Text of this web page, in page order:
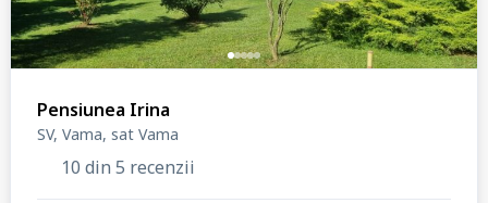
Pensiunea Irina
SV, Vama, sat Vama
10 din 5 recenzii